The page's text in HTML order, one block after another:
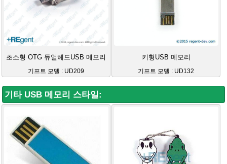
초소형 OTG 듀얼헤드USB 메모리
기프트 모델 : UD209
키형USB 메모리
기프트 모델 : UD132
기타 USB 메모리 스타일: